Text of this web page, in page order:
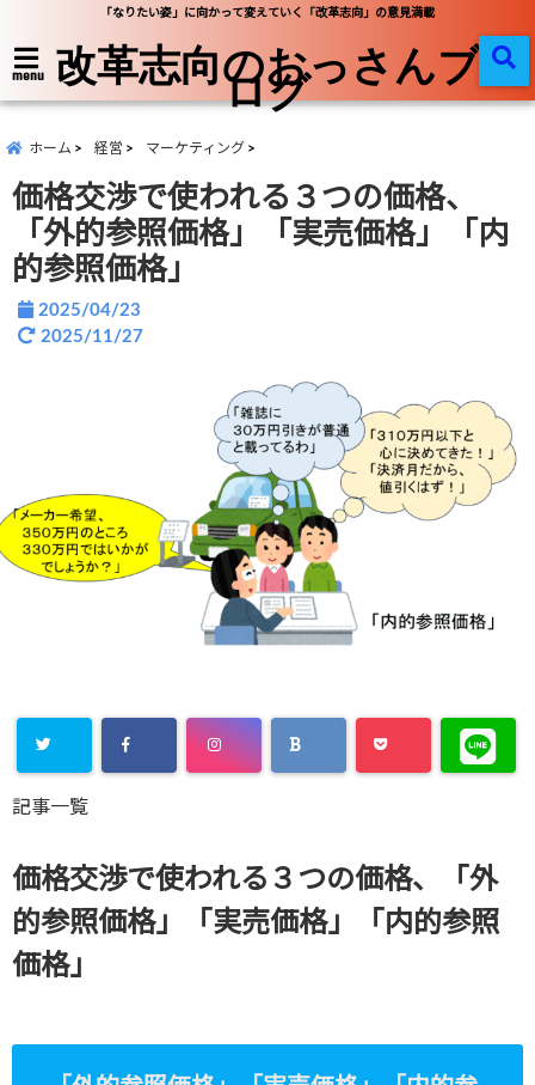
「なりたい姿」に向かって変えていく「改革志向」の意見満載
menu 改革志向のおっさんブ
ログ
ホーム 経営 マーケティング
価格交渉で使われる３つの価格、
「外的参照価格」「実売価格」「内
的参照価格」
2025/04/23
2025/11/27
array key
72901/kaik
記事一覧
価格交渉で使われる３つの価格、「外
的参照価格」「実売価格」「内的参照
価格」